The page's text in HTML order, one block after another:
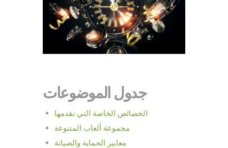
جدول الموضوعات
الخصائص الخاصة التي نقدمها
مجموعة ألعاب المتنوعة
معايير الحماية والصيانة